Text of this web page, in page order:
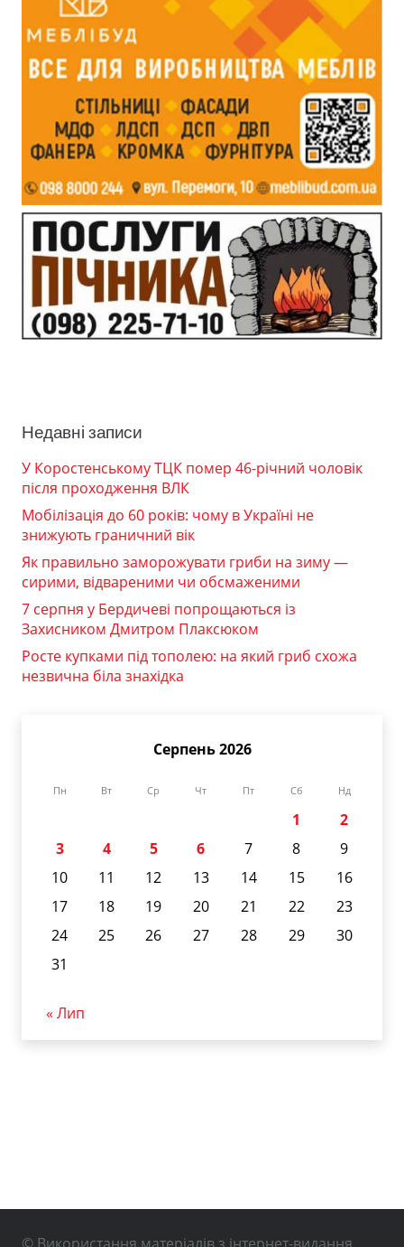
Недавні записи
У Коростенському ТЦК помер 46-річний чоловік
після проходження ВЛК
Мобілізація до 60 років: чому в Україні не
знижують граничний вік
Як правильно заморожувати гриби на зиму —
сирими, відвареними чи обсмаженими
7 серпня у Бердичеві попрощаються із
Захисником Дмитром Плаксюком
Росте купками під тополею: на який гриб схожа
незвична біла знахідка
Серпень 2026
Пн Вт Ср Чт Пт Сб Нд
1
2
3
4 5 6 7 8
9
10
11 12 13 14 15
16
17
18 19 20 21 22
23
24
25 26 27 28 29
30
31
« Лип